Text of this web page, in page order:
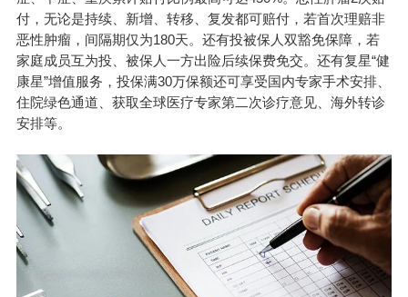
付，无论是持续、新增、转移、复发都可赔付，若首次理赔非
恶性肿瘤，间隔期仅为180天。还有投被保人双豁免保障，若
家庭成员互为投、被保人一方出险后续保费免交。还有复星“健
康星”增值服务，投保满30万保额还可享受国内专家手术安排、
住院绿色通道、获取全球医疗专家第二次诊疗意见、海外转诊
安排等。